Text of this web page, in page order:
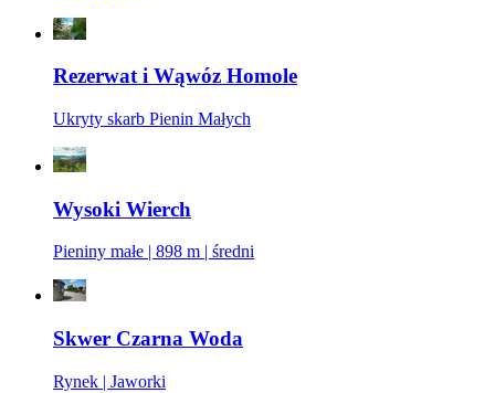
Rezerwat i Wąwóz Homole
Ukryty skarb Pienin Małych
Wysoki Wierch
Pieniny małe | 898 m | średni
Skwer Czarna Woda
Rynek | Jaworki